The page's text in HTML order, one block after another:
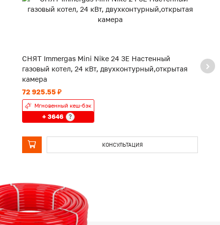
СНЯТ Immergas Mini Nike 24 3E Настенный
газовый котел, 24 кВт, двухконтурный,открытая
камера
72 925.55 ₽
Мгновенный кеш-бэк
+ 3646 ?
КОНСУЛЬТАЦИЯ